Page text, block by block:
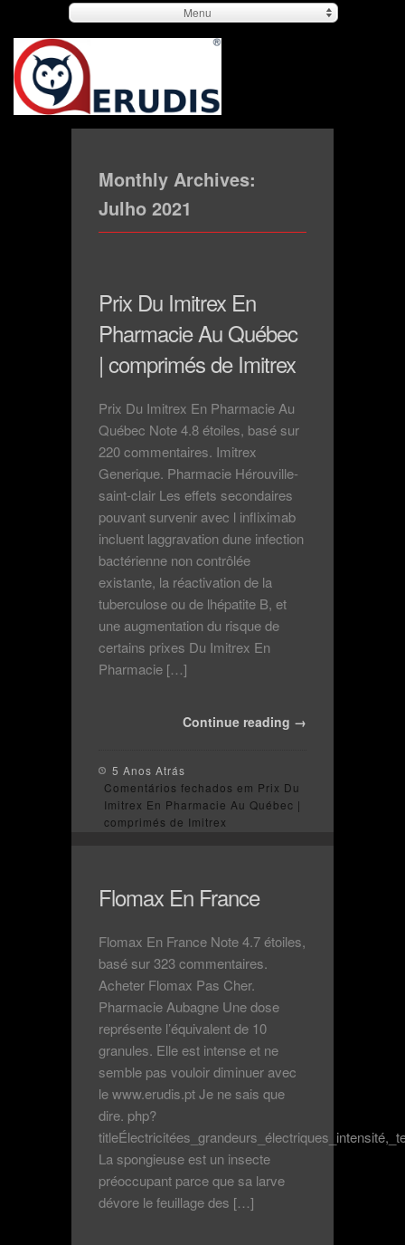
Menu
Monthly Archives:
Julho 2021
Prix Du Imitrex En
Pharmacie Au Québec
| comprimés de Imitrex
Prix Du Imitrex En Pharmacie Au
Québec Note 4.8 étoiles, basé sur
220 commentaires. Imitrex
Generique. Pharmacie Hérouville-
saint-clair Les effets secondaires
pouvant survenir avec l infliximab
incluent laggravation dune infection
bactérienne non contrôlée
existante, la réactivation de la
tuberculose ou de lhépatite B, et
une augmentation du risque de
certains prixes Du Imitrex En
Pharmacie […]
Continue reading →
5 Anos Atrás
Comentários fechados em Prix Du
Imitrex En Pharmacie Au Québec |
comprimés de Imitrex
Flomax En France
Flomax En France Note 4.7 étoiles,
basé sur 323 commentaires.
Acheter Flomax Pas Cher.
Pharmacie Aubagne Une dose
représente l’équivalent de 10
granules. Elle est intense et ne
semble pas vouloir diminuer avec
le www.erudis.pt Je ne sais que
dire. php?
La spongieuse est un insecte
préoccupant parce que sa larve
dévore le feuillage des […]